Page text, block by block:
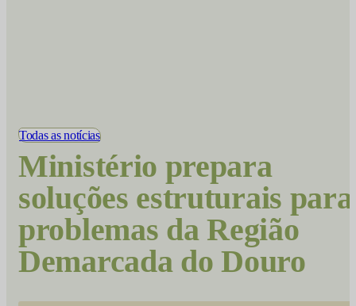
Todas as notícias
Ministério prepara
soluções estruturais para
problemas da Região
Demarcada do Douro